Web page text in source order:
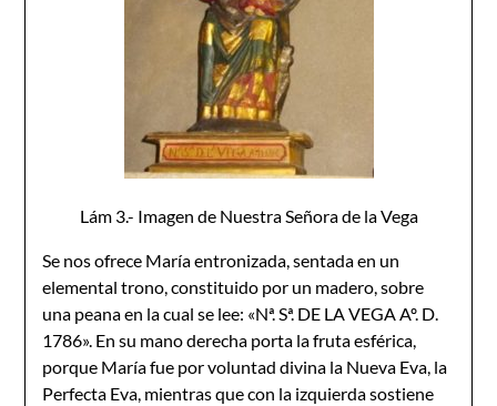
Lám 3.- Imagen de Nuestra Señora de la Vega
Se nos ofrece María entronizada, sentada en un
elemental trono, constituido por un madero, sobre
una peana en la cual se lee: «Nª. Sª. DE LA VEGA Aº. D.
1786». En su mano derecha porta la fruta esférica,
porque María fue por voluntad divina la Nueva Eva, la
Perfecta Eva, mientras que con la izquierda sostiene